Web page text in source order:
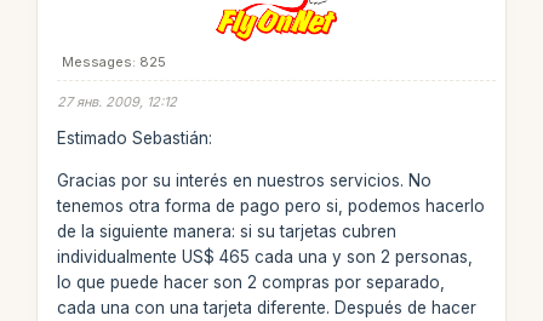
Messages: 825
27 янв. 2009, 12:12
Estimado Sebastián:
Gracias por su interés en nuestros servicios. No
tenemos otra forma de pago pero si, podemos hacerlo
de la siguiente manera: si su tarjetas cubren
individualmente US$ 465 cada una y son 2 personas,
lo que puede hacer son 2 compras por separado,
cada una con una tarjeta diferente. Después de hacer